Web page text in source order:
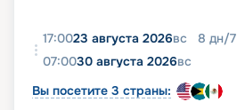
17:0023 августа 2026вс 8 дн/7
07:0030 августа 2026вс
Вы посетите 3 страны: